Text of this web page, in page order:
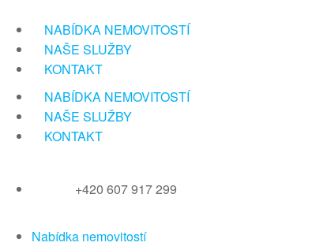
obsah
NABÍDKA NEMOVITOSTÍ
NAŠE SLUŽBY
KONTAKT
NABÍDKA NEMOVITOSTÍ
NAŠE SLUŽBY
KONTAKT
+420 607 917 299
Nabídka nemovitostí